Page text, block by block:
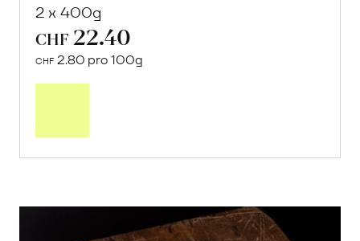
2 x 400g
CHF 22.40
CHF 2.80 pro 100g